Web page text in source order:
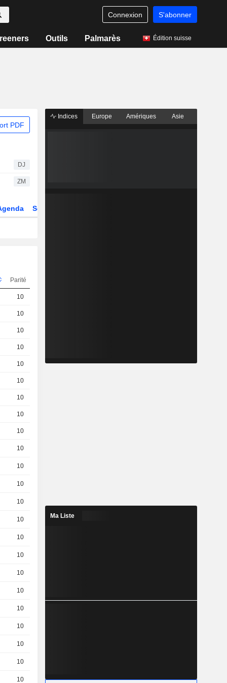
Connexion S'abonner
Outils Palmarès Édition suisse
PDF
DJ
ZM
Secteur
Parité
10
10
10
10
10 0,8900EUR
10
10
10
10
10
10
10
10
10 2,190EUR
10
10
10
10
10
10
10
10
10 1.97 / 2.07
Indices Europe Amériques Asie
Ma Liste